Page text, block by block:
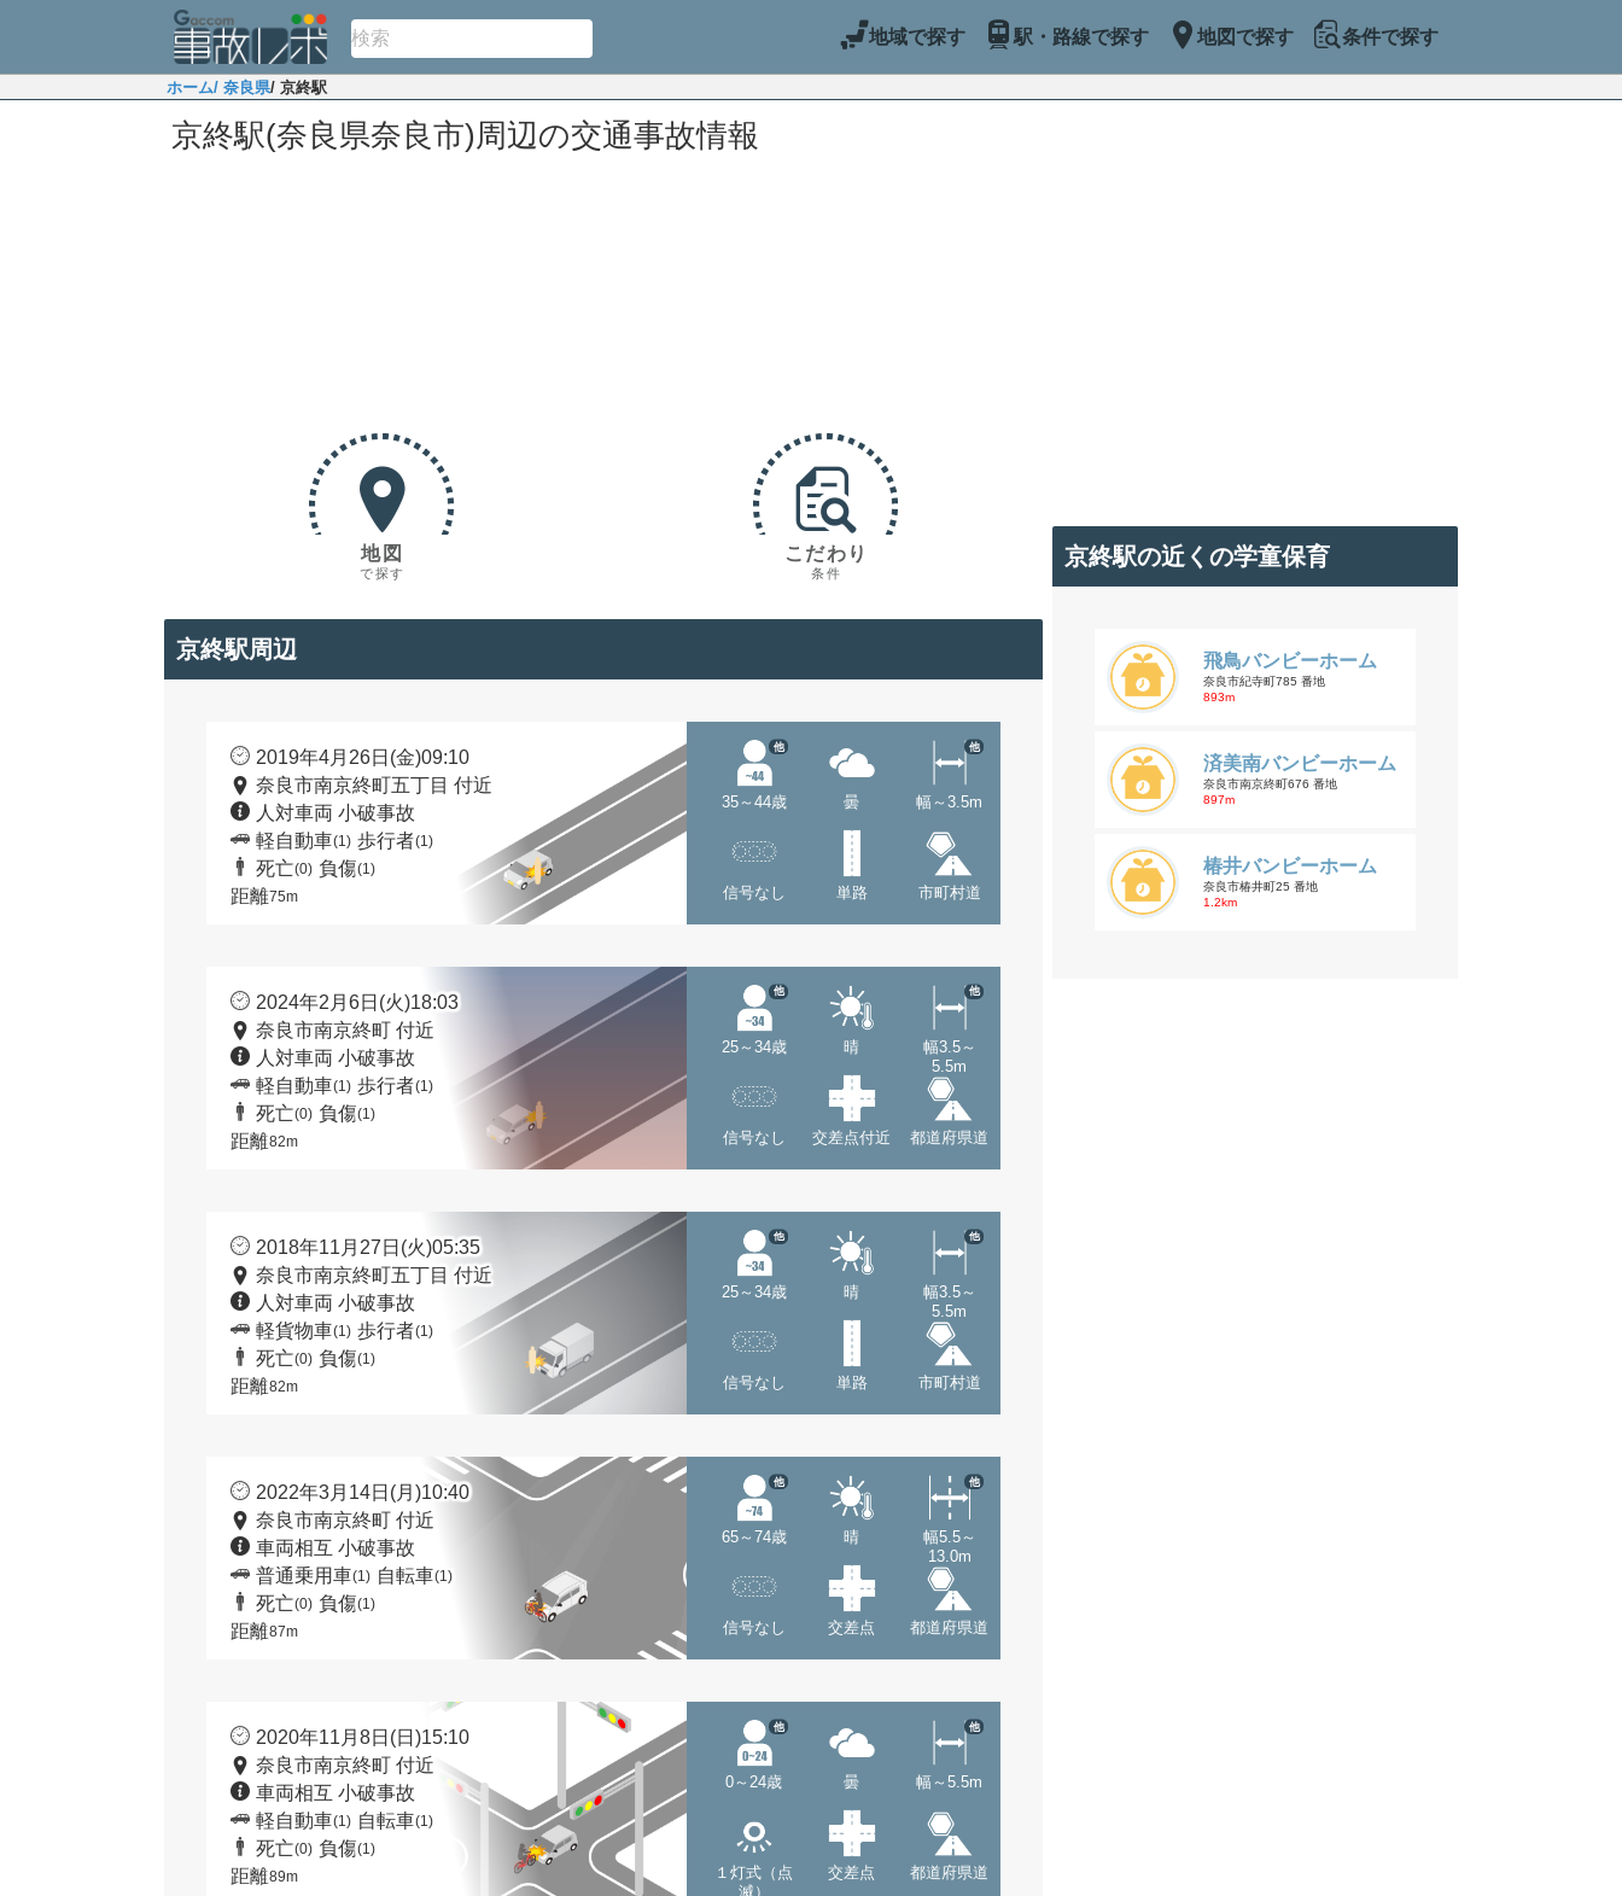
地域で探す 駅・路線で探す 地図で探す 条件で探す
ホーム/ 奈良県/ 京終駅
京終駅(奈良県奈良市)周辺の交通事故情報
地図
で探す
こだわり
条件
京終駅周辺
2019年4月26日(金)09:10
奈良市南京終町五丁目 付近
人対車両 小破事故
軽自動車(1) 歩行者(1)
死亡(0) 負傷(1)
距離75m
35～44歳
他
曇 幅～3.5m
他
信号なし 単路 市町村道
2024年2月6日(火)18:03
奈良市南京終町 付近
人対車両 小破事故
軽自動車(1) 歩行者(1)
死亡(0) 負傷(1)
距離82m
25～34歳
他
晴
幅3.5～
5.5m
他
信号なし 交差点付近 都道府県道
2018年11月27日(火)05:35
奈良市南京終町五丁目 付近
人対車両 小破事故
軽貨物車(1) 歩行者(1)
死亡(0) 負傷(1)
距離82m
25～34歳
他
晴
幅3.5～
5.5m
他
信号なし 単路 市町村道
2022年3月14日(月)10:40
奈良市南京終町 付近
車両相互 小破事故
普通乗用車(1) 自転車(1)
死亡(0) 負傷(1)
距離87m
65～74歳
他
晴
幅5.5～
13.0m
他
信号なし 交差点 都道府県道
2020年11月8日(日)15:10
奈良市南京終町 付近
車両相互 小破事故
軽自動車(1) 自転車(1)
死亡(0) 負傷(1)
距離89m
0～24歳
他
曇 幅～5.5m
他
１灯式（点
滅）
交差点 都道府県道
京終駅の近くの学童保育
飛鳥バンビーホーム
奈良市紀寺町785 番地
893m
済美南バンビーホーム
奈良市南京終町676 番地
897m
椿井バンビーホーム
奈良市椿井町25 番地
1.2km